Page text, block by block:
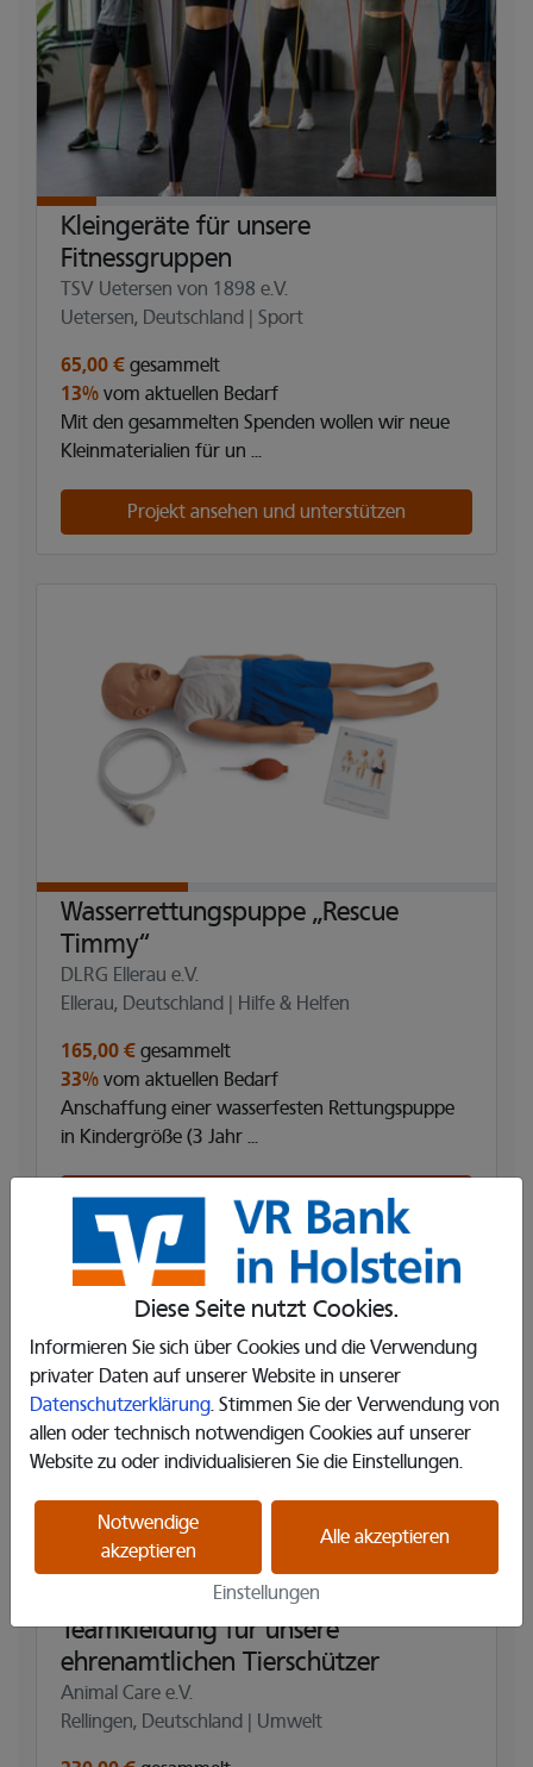
Diese Seite nutzt Cookies.
Informieren Sie sich über Cookies und die Verwendung
privater Daten auf unserer Website in unserer
Datenschutzerklärung. Stimmen Sie der Verwendung von
allen oder technisch notwendigen Cookies auf unserer
Website zu oder individualisieren Sie die Einstellungen.
Notwendige
akzeptieren
Alle akzeptieren
Einstellungen
Kleingeräte für unsere
Fitnessgruppen
TSV Uetersen von 1898 e.V.
Uetersen, Deutschland | Sport
65,00 € gesammelt
13% vom aktuellen Bedarf
Mit den gesammelten Spenden wollen wir neue
Kleinmaterialien für un ...
Projekt ansehen und unterstützen
Wasserrettungspuppe „Rescue
Timmy“
DLRG Ellerau e.V.
Ellerau, Deutschland | Hilfe & Helfen
165,00 € gesammelt
33% vom aktuellen Bedarf
Anschaffung einer wasserfesten Rettungspuppe
in Kindergröße (3 Jahr ...
Projekt ansehen und unterstützen
Damit Hilfe ein Gesicht bekommt –
Teamkleidung für unsere
ehrenamtlichen Tierschützer
Animal Care e.V.
Rellingen, Deutschland | Umwelt